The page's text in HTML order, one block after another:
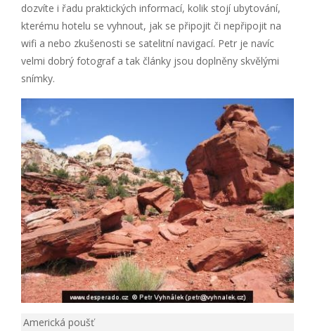
dozvíte i řadu praktických informací, kolik stojí ubytování,
kterému hotelu se vyhnout, jak se připojit či nepřipojit na
wifi a nebo zkušenosti se satelitní navigací. Petr je navíc
velmi dobrý fotograf a tak články jsou doplněny skvělými
snímky.
Americká poušť